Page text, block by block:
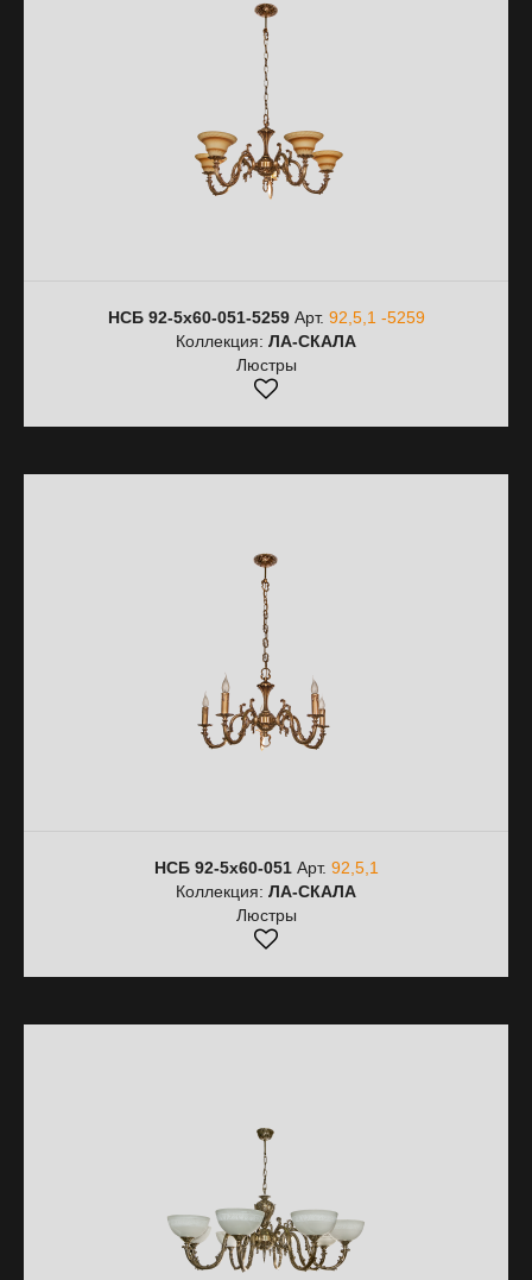
НСБ 92-5х60-051-5259Арт. 92,5,1 -5259
Коллекция: ЛА-СКАЛА
Люстры
НСБ 92-5х60-051Арт. 92,5,1
Коллекция: ЛА-СКАЛА
Люстры